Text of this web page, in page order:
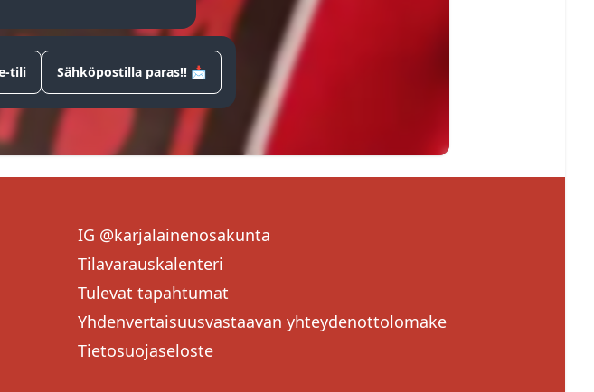
VALTUUSKUNNAN SIHTEERI
JÄSENET
viiksistä ja kuvaa pidemmästä tukasta. Voit
henkisissä kuin teknisissä ongelmissa. Yleensä
osakunnilta saunomasta ja suunnitelemassa.
luonnosta kuin erilaisista kyberuhista.
oppikirjoja, romaaneja ja valintakoemateriaalit -
ja selailtavana. Celian voit rekisteröityä lähimmässä
tili Sähköpostilla paras!! 📩
IG @karjalainenosakunta
Tilavarauskalenteri
Tulevat tapahtumat
Yhdenvertaisuusvastaavan yhteydenottolomake
Tietosuojaseloste